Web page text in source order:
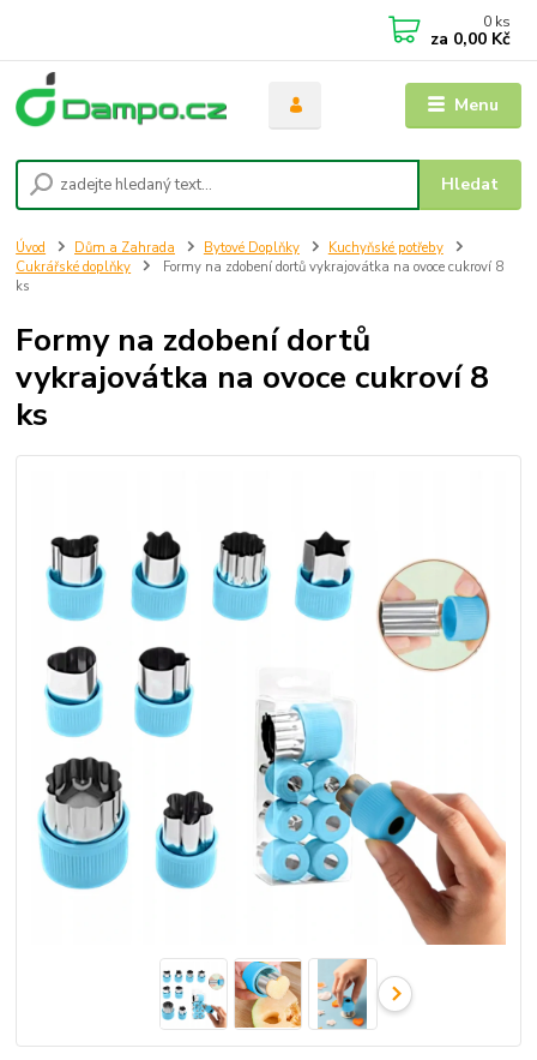
Menu
Hledat
0 ks
za 0,00 Kč
Úvod Dům a Zahrada Bytové Doplňky
Kuchyňské potřeby
Cukrářské doplňky
Formy na zdobení dortů vykrajovátka na ovoce cukroví 8
ks
Formy na zdobení dortů
vykrajovátka na ovoce cukroví 8
ks